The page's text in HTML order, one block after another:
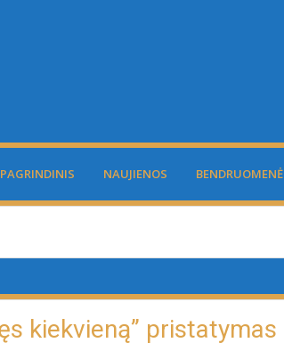
PAGRINDINIS NAUJIENOS BENDRUOMENĖ
kiekvieną” pristatymas